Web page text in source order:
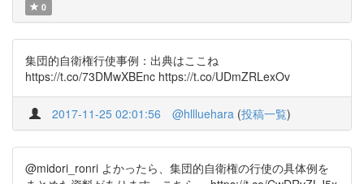
0
集団的自衛権行使事例：出典はここね
https://t.co/73DMwXBEnc https://t.co/UDmZRLexOv
2017-11-25 02:01:56 @hllluehara (投稿一覧)
@midori_ronri よかったら、集団的自衛権の行使の具体例を